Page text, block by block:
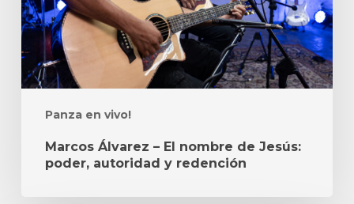
Panza en vivo!
Jesús:
poder,
autoridad
Marcos Álvarez – El nombre de Jesús:
poder, autoridad y redención